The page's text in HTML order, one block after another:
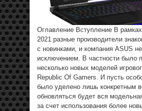
Оглавление Вступление В
2021 разные производители
с новинками, и компания ASUS
исключением. В частности было
несколько новых моделей
Republic Of Gamers. И пусть
было уделено лишь конкретным
обновляться будет вся
за счет использования более